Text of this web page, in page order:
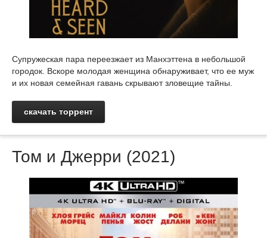
Супружеская пара переезжает из Манхэттена в небольшой
городок. Вскоре молодая женщина обнаруживает, что ее муж
и их новая семейная гавань скрывают зловещие тайны.
скачать торрент
Том и Джерри (2021)